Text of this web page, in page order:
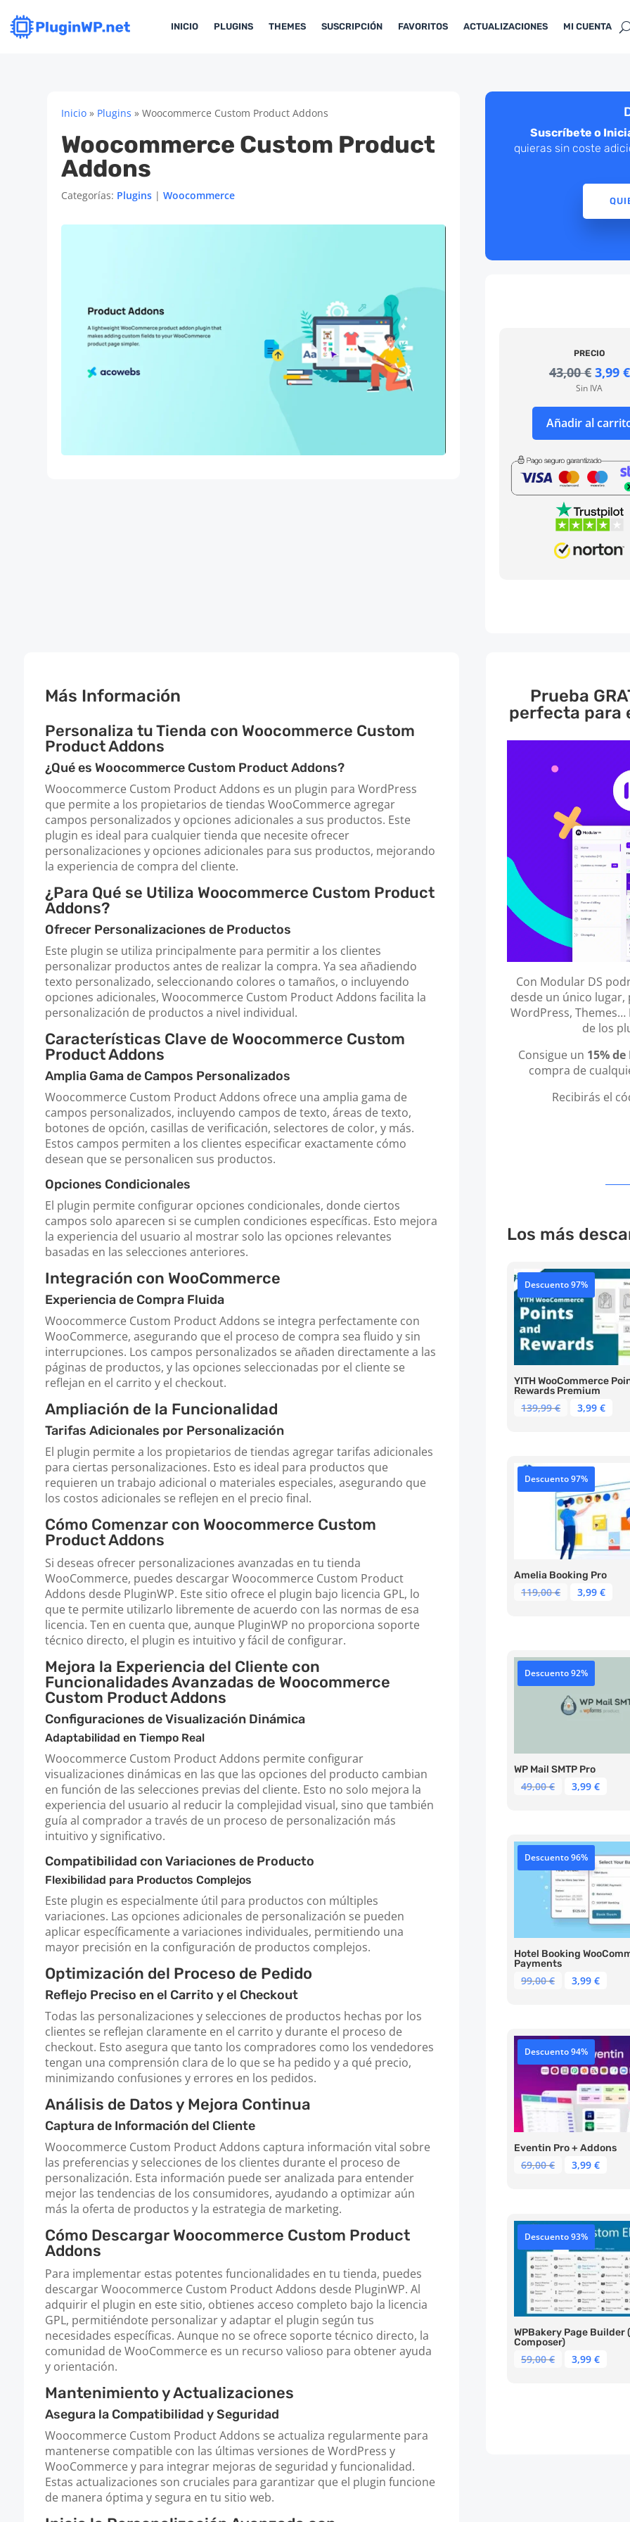
INICIO PLUGINS THEMES SUSCRIPCIÓN FAVORITOS ACTUALIZACIONES MI CUENTA
Inicio » Plugins »Woocommerce Custom Product Addons
Woocommerce Custom Product
Addons
Categorías: Plugins |Woocommerce
Suscríbete o
quieras sin coste
PRECIO
43,00€ El
precio
era:
3,99 €
Sin IVA
Añadir al
Más Información
Personaliza tu Tienda con Woocommerce Custom
Product Addons
¿Qué es Woocommerce Custom Product Addons?
Woocommerce Custom Product Addons es un plugin para WordPress
que permite a los propietarios de tiendas WooCommerce agregar
campos personalizados y opciones adicionales a sus productos. Este
plugin es ideal para cualquier tienda que necesite ofrecer
personalizaciones y opciones adicionales para sus productos, mejorando
la experiencia de compra del cliente.
¿Para Qué se Utiliza Woocommerce Custom Product
Addons?
Ofrecer Personalizaciones de Productos
Este plugin se utiliza principalmente para permitir a los clientes
personalizar productos antes de realizar la compra. Ya sea añadiendo
texto personalizado, seleccionando colores o tamaños, o incluyendo
opciones adicionales, Woocommerce Custom Product Addons facilita la
personalización de productos a nivel individual.
Características Clave de Woocommerce Custom
Product Addons
Amplia Gama de Campos Personalizados
Woocommerce Custom Product Addons ofrece una amplia gama de
campos personalizados, incluyendo campos de texto, áreas de texto,
botones de opción, casillas de verificación, selectores de color, y más.
Estos campos permiten a los clientes especificar exactamente cómo
desean que se personalicen sus productos.
Opciones Condicionales
El plugin permite configurar opciones condicionales, donde ciertos
campos solo aparecen si se cumplen condiciones específicas. Esto mejora
la experiencia del usuario al mostrar solo las opciones relevantes
basadas en las selecciones anteriores.
Integración con WooCommerce
Experiencia de Compra Fluida
Woocommerce Custom Product Addons se integra perfectamente con
WooCommerce, asegurando que el proceso de compra sea fluido y sin
interrupciones. Los campos personalizados se añaden directamente a las
páginas de productos, y las opciones seleccionadas por el cliente se
reflejan en el carrito y el checkout.
Ampliación de la Funcionalidad
Tarifas Adicionales por Personalización
El plugin permite a los propietarios de tiendas agregar tarifas adicionales
para ciertas personalizaciones. Esto es ideal para productos que
requieren un trabajo adicional o materiales especiales, asegurando que
los costos adicionales se reflejen en el precio final.
Cómo Comenzar con Woocommerce Custom
Product Addons
Si deseas ofrecer personalizaciones avanzadas en tu tienda
WooCommerce, puedes descargar Woocommerce Custom Product
Addons desde PluginWP. Este sitio ofrece el plugin bajo licencia GPL, lo
que te permite utilizarlo libremente de acuerdo con las normas de esa
licencia. Ten en cuenta que, aunque PluginWP no proporciona soporte
técnico directo, el plugin es intuitivo y fácil de configurar.
Mejora la Experiencia del Cliente con
Funcionalidades Avanzadas de Woocommerce
Custom Product Addons
Configuraciones de Visualización Dinámica
Adaptabilidad en Tiempo Real
Woocommerce Custom Product Addons permite configurar
visualizaciones dinámicas en las que las opciones del producto cambian
en función de las selecciones previas del cliente. Esto no solo mejora la
experiencia del usuario al reducir la complejidad visual, sino que también
guía al comprador a través de un proceso de personalización más
intuitivo y significativo.
Compatibilidad con Variaciones de Producto
Flexibilidad para Productos Complejos
Este plugin es especialmente útil para productos con múltiples
variaciones. Las opciones adicionales de personalización se pueden
aplicar específicamente a variaciones individuales, permitiendo una
mayor precisión en la configuración de productos complejos.
Optimización del Proceso de Pedido
Reflejo Preciso en el Carrito y el Checkout
Todas las personalizaciones y selecciones de productos hechas por los
clientes se reflejan claramente en el carrito y durante el proceso de
checkout. Esto asegura que tanto los compradores como los vendedores
tengan una comprensión clara de lo que se ha pedido y a qué precio,
minimizando confusiones y errores en los pedidos.
Análisis de Datos y Mejora Continua
Captura de Información del Cliente
Woocommerce Custom Product Addons captura información vital sobre
las preferencias y selecciones de los clientes durante el proceso de
personalización. Esta información puede ser analizada para entender
mejor las tendencias de los consumidores, ayudando a optimizar aún
más la oferta de productos y la estrategia de marketing.
Cómo Descargar Woocommerce Custom Product
Addons
Para implementar estas potentes funcionalidades en tu tienda, puedes
descargar Woocommerce Custom Product Addons desde PluginWP. Al
adquirir el plugin en este sitio, obtienes acceso completo bajo la licencia
GPL, permitiéndote personalizar y adaptar el plugin según tus
necesidades específicas. Aunque no se ofrece soporte técnico directo, la
comunidad de WooCommerce es un recurso valioso para obtener ayuda
y orientación.
Mantenimiento y Actualizaciones
Asegura la Compatibilidad y Seguridad
Woocommerce Custom Product Addons se actualiza regularmente para
mantenerse compatible con las últimas versiones de WordPress y
WooCommerce y para integrar mejoras de seguridad y funcionalidad.
Estas actualizaciones son cruciales para garantizar que el plugin funcione
de manera óptima y segura en tu sitio web.
Prueba
perfecta para
Con Modular DS
desde un único lugar,
WordPress,
de los
Consigue un 15%
compra de
Recibirás el
Los más
Descuento 97%
YITH WooCommerce
Rewards Premium
139,99€
El3,99€
Descuento 97%
Amelia Booking Pro
119,00€
El3,99€
Descuento 92%
WP Mail SMTP Pro
49,00€
El
49,00 €.
3,99€
3,99
Descuento 96%
Hotel Booking
Payments
99,00€
El
99,00 €.
3,99€
3,99
Descuento 94%
Eventin Pro + Addons
69,00€
El
69,00 €.
3,99€
3,99
Descuento 93%
WPBakery Page Builder
Composer)
59,00€
El3,99€